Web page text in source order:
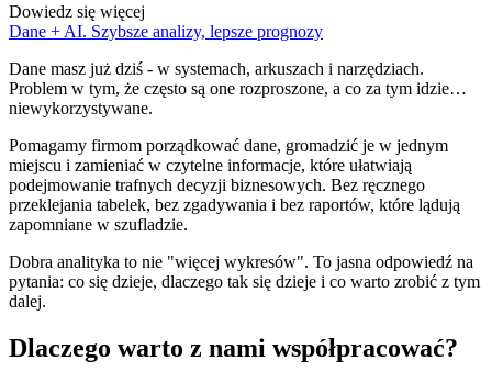
Dowiedz się więcej
Dane + AI. Szybsze analizy, lepsze prognozy
Dane masz już dziś - w systemach, arkuszach i narzędziach.
Problem w tym, że często są one rozproszone, a co za tym idzie…
niewykorzystywane.
Pomagamy firmom porządkować dane, gromadzić je w jednym
miejscu i zamieniać w czytelne informacje, które ułatwiają
podejmowanie trafnych decyzji biznesowych. Bez ręcznego
przeklejania tabelek, bez zgadywania i bez raportów, które lądują
zapomniane w szufladzie.
Dobra analityka to nie "więcej wykresów". To jasna odpowiedź na
pytania: co się dzieje, dlaczego tak się dzieje i co warto zrobić z tym
dalej.
Dlaczego warto z nami współpracować?